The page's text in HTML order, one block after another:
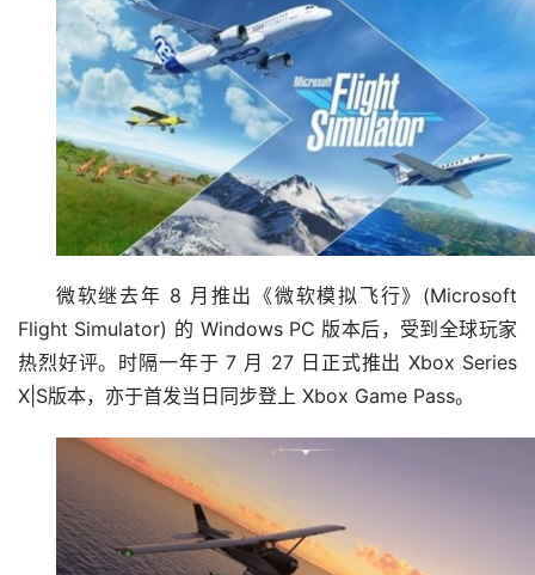
微软继去年 8 月推出《微软模拟飞行》(Microsoft
Flight Simulator) 的 Windows PC 版本后，受到全球玩家
热烈好评。时隔一年于 7 月 27 日正式推出 Xbox Series
X|S版本，亦于首发当日同步登上 Xbox Game Pass。